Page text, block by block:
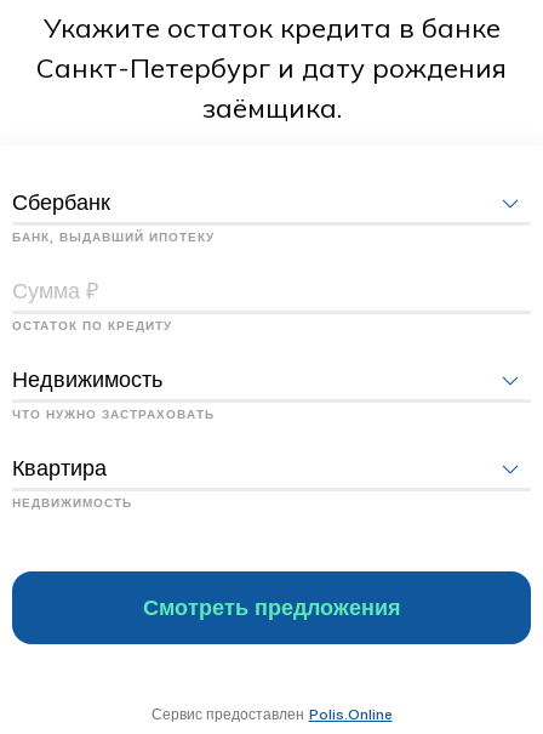
Укажите остаток кредита в банке
Санкт-Петербург и дату рождения
заёмщика.